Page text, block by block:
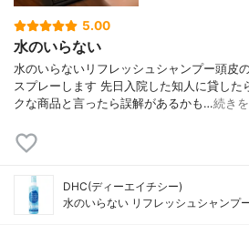
5.00
水のいらない
水のいらないリフレッシュシャンプー頭皮
スプレーします 先日入院した知人に貸し
クな商品と言ったら誤解があるかも…続き
DHC(ディーエイチシー)
水のいらない リフレッシュシャンプ